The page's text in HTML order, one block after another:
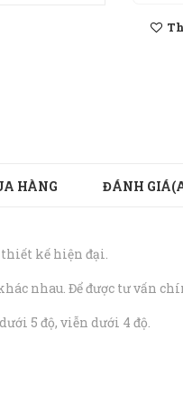
HÀNG ĐÁNH
kế hiện đại.
nhau. Để được tư vấn
5 độ, viễn dưới 4 độ.